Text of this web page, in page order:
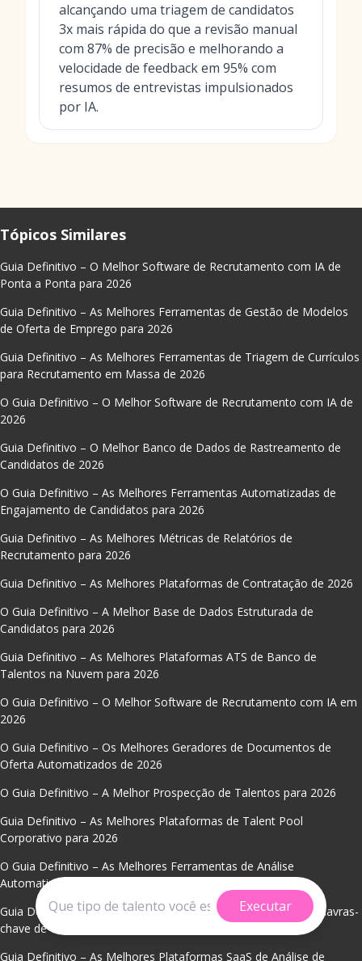
alcançando uma triagem de candidatos
3x mais rápida do que a revisão manual
com 87% de precisão e melhorando a
velocidade de feedback em 95% com
resumos de entrevistas impulsionados
por IA.
Executar
Tópicos Similares
Guia Definitivo – O Melhor Software de Recrutamento com IA de
Ponta a Ponta para 2026
Guia Definitivo – As Melhores Ferramentas de Gestão de Modelos
de Oferta de Emprego para 2026
Guia Definitivo – As Melhores Ferramentas de Triagem de Currículos
para Recrutamento em Massa de 2026
O Guia Definitivo – O Melhor Software de Recrutamento com IA de
2026
Guia Definitivo – O Melhor Banco de Dados de Rastreamento de
Candidatos de 2026
O Guia Definitivo – As Melhores Ferramentas Automatizadas de
Engajamento de Candidatos para 2026
Guia Definitivo – As Melhores Métricas de Relatórios de
Recrutamento para 2026
Guia Definitivo – As Melhores Plataformas de Contratação de 2026
O Guia Definitivo – A Melhor Base de Dados Estruturada de
Candidatos para 2026
Guia Definitivo – As Melhores Plataformas ATS de Banco de
Talentos na Nuvem para 2026
O Guia Definitivo – O Melhor Software de Recrutamento com IA em
2026
O Guia Definitivo – Os Melhores Geradores de Documentos de
Oferta Automatizados de 2026
O Guia Definitivo – A Melhor Prospecção de Talentos para 2026
Guia Definitivo – As Melhores Plataformas de Talent Pool
Corporativo para 2026
O Guia Definitivo – As Melhores Ferramentas de Análise
Automatizada de Currículos para 2026
Guia Definitivo – As Melhores Ferramentas de Extração de Palavras-
chave de Currículos de 2026
Guia Definitivo – As Melhores Plataformas SaaS de Análise de